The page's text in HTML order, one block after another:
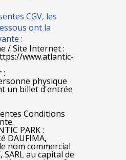
CGV, les
ont la
:
/ Site Internet :
www.atlantic-
:
physique
un billet d'entrée
Conditions
PARK :
DAUFIMA,
nom commercial
SARL au capital de